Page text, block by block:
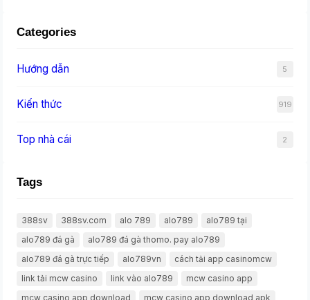
Categories
Hướng dẫn 5
Kiến thức 919
Top nhà cái 2
Tags
388sv 388sv.com alo 789 alo789
alo789 tại
alo789 đá gà
alo789 đá gà thomo. pay alo789
alo789 đá gà trực tiếp
alo789vn
cách tải app casinomcw
link tải mcw casino
link vào alo789
mcw casino app
mcw casino app download
mcw casino app download apk